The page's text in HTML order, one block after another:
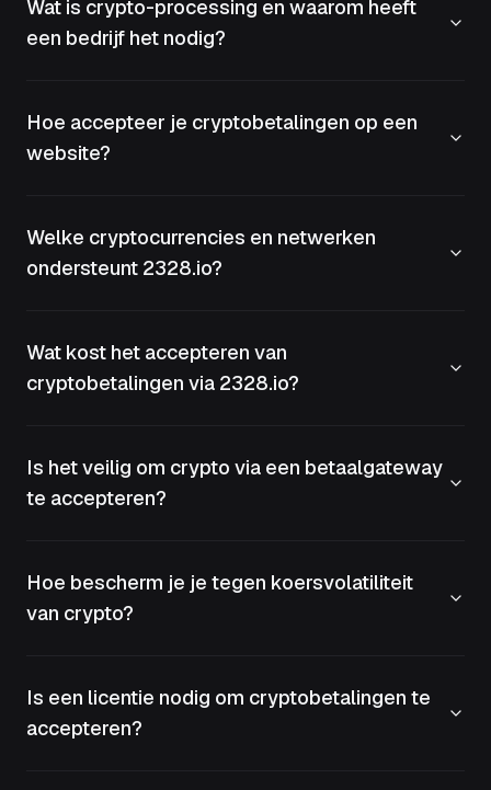
Wat is crypto-processing en waarom heeft
een bedrijf het nodig?
Hoe accepteer je cryptobetalingen op een
website?
Welke cryptocurrencies en netwerken
ondersteunt 2328.io?
Wat kost het accepteren van
cryptobetalingen via 2328.io?
Is het veilig om crypto via een betaalgateway
te accepteren?
Hoe bescherm je je tegen koersvolatiliteit
van crypto?
Is een licentie nodig om cryptobetalingen te
accepteren?